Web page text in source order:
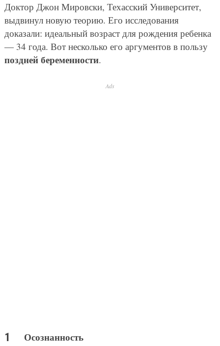
Доктор Джон Мировски, Техасский Университет,
выдвинул новую теорию. Его исследования
доказали: идеальный возраст для рождения ребенка
— 34 года. Вот несколько его аргументов в пользу
поздней беременности.
Ads
Осознанность